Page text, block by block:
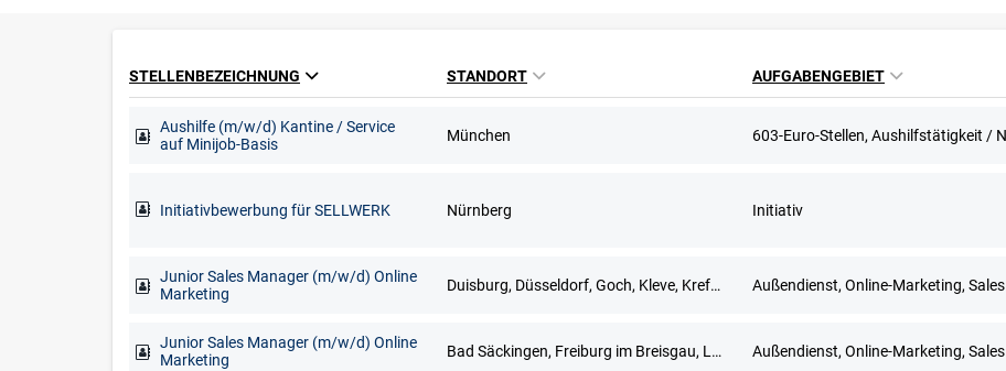
STELLENBEZEICHNUNG STANDORT AUFGABENGEBIET
Aushilfe (m/w/d) Kantine / Service
auf Minijob-Basis
München
Initiativbewerbung für SELLWERK Nürnberg Initiativ
Junior Sales Manager (m/w/d) Online
Marketing
Duisburg, Düsseldorf, Goch, Kleve, Krefeld, Meerbusch, Remscheid, Solingen, Wuppertal Außendienst, Online-Marketing, Sales
Junior Sales Manager (m/w/d) Online
Marketing
Bad Säckingen, Freiburg im Breisgau, Lörrach, Waldshut-Tiengen Außendienst, Online-Marketing, Sales